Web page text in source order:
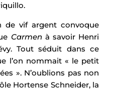
de vif argent convoque
Carmen à savoir Henri
Tout séduit dans ce
l’on nommait « le petit
». N’oublions pas non
Hortense Schneider, la